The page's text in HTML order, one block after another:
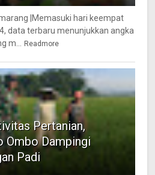
|Memasuki hari keempat
data terbaru menunjukkan angka
m...
Readmore
Pertanian,
Ombo Dampingi
Padi